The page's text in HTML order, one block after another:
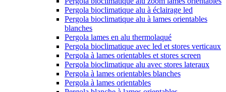
Pergola bioclimatique alu à éclairage led
Pergola bioclimatique alu à lames orientables
blanches
Pergola lames en alu thermolaqué
Pergola bioclimatique avec led et stores verticaux
Pergola à lames orientables et stores screen
Pergola bioclimatique alu avec stores lateraux
Pergola à lames orientables blanches
Pergola à lames orientables